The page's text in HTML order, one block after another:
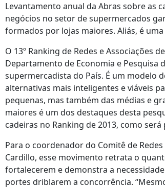
Levantamento anual da Abras sobre as
negócios no setor de supermercados
formados por lojas maiores. Aliás, é
O 13º Ranking de Redes e Associações
Departamento de Economia e Pesquisa
supermercadista do País. É um modelo
alternativas mais inteligentes e viáveis
pequenas, mas também das médias e
maiores é um dos destaques desta
cadeiras no Ranking de 2013, como
Para o coordenador do Comitê de
Cardillo, esse movimento retrata o
fortalecerem e demonstra a
portes driblarem a concorrência.